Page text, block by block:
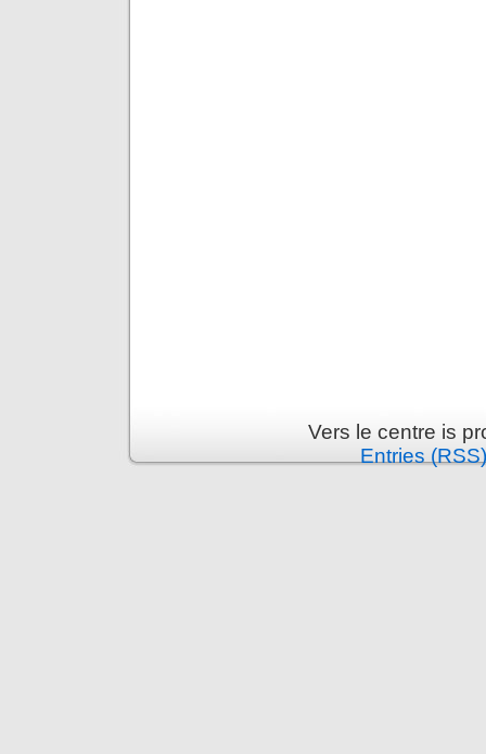
Vers le centre is
Entries (RSS)